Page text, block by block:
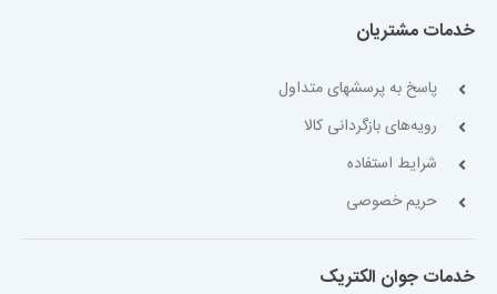
خدمات مشتریان
پاسخ به پرسشهای متداول
رویه‌های بازگردانی کالا
شرایط استفاده
حریم خصوصی
خدمات جوان الکتریک